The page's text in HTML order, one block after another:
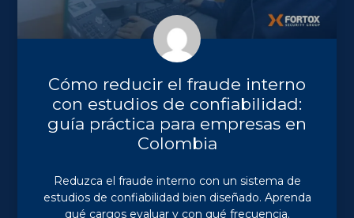
Cómo reducir el fraude interno
con estudios de confiabilidad:
guía práctica para empresas en
Colombia
Reduzca el fraude interno con un sistema de
estudios de confiabilidad bien diseñado. Aprenda
qué cargos evaluar y con qué frecuencia.